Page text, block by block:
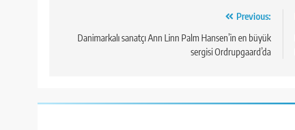
gezinmesi
Previous:
Danimarkalı sanatçı Ann Linn Palm Hansen’in en büyük
sergisi Ordrupgaard’da